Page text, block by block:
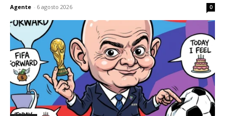
Agente - 6 agosto 2026 0